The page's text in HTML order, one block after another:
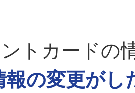
ントカードの
報の変更がし